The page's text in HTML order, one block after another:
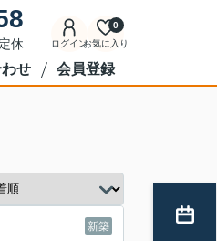
休 ログインお気に入り
0
せ 会員登録
新築